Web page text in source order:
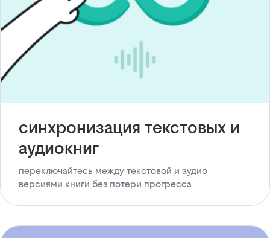
синхронизация текстовых и
аудиокниг
переключайтесь между текстовой и аудио
версиями книги без потери прогресса